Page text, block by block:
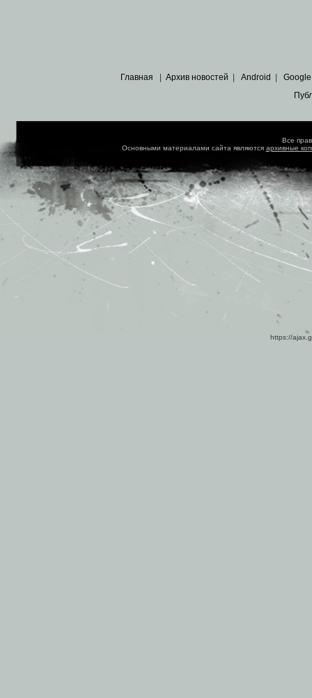
Главная Архив новостей Android Google
Все
Основными материалами сайта являются архивные
https://